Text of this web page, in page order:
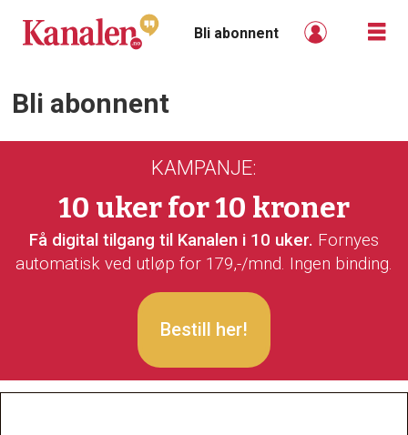
Bli abonnent
Bli
abonnent
kanalen
Bli abonnent
KAMPANJE:
10 uker for 10 kroner
Få digital tilgang til Kanalen i 10 uker. Fornyes
automatisk ved utløp for 179,-/mnd. Ingen binding.
Bestill her!